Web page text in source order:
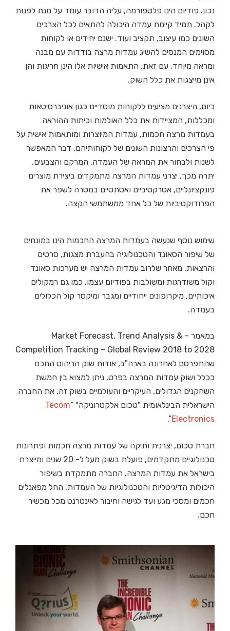
נכון. פודיום הינו פלטפורמה, עליה הדובר עומד על מנת לפנות
לקהל. תמיד קיימת עמדה היכולה להתאים לכל הצרכים
השונים כמו עיצוב, תקציב ועוד. ישנם יחידים או לקוחות
מסוימים המנסים להשיג עמדות מרצה בודדות עם מבנה
ומראה מיוחד. עם זאת, התאמות אישיות אלו הינן חריגות והן
אינן מייצגות את כלל השוק.
כיום, היצרנים מציעים ללקוחות מוסדיים כגון אוניברסיטאות
ומכללות, המציידות את כלל האולמות וכיתות ההוראה
בעמדות מרצה חכמות, עמדות המיוצרות ומותאמות אישית על
פי הצרכים והרצונות השונים של לקוחותיהם, דבר המאפשר
לשנות ולבחור את המראה של העמדה, המרקם והצבעים.
יתרה מכך, יצרני עמדות המרצה מתמקדים ביצירת מוצרים
פונקציונליים, אטרקטיביים ואסתטיים במטרה לשפר את
הפרודוקטיביות של כל אחד ממשתמשי הקצה.
שימוש נוסף שנעשה בעמדות המרצה החכמות הינו במונחים
של שיפור הסאונד והטכנולוגיה בהעברת מצגות, סרטים
והרצאות, מאחר שלרוב עמדות המרצה יש מערכות סאונד
וקול משודרגות ומשולבות בפודיום עצמו, כמו גם רמקולים
איכותיים, מיקרופונים ייחודיים ומגבר ומיקסר קול הכלולים
בעמדה.
במאמר – Market Forecast, Trend Analysis &
Competition Tracking – Global Review 2018 to 2028
שהתפרסם לאחרונה בארה"ב, אודות שוק הריהוט החכם
ככלל ושוק עמדות המרצה בפרט, ניתן למצוא בין חמשת
השחקנים הגדולים, העיקריים והעולמיים בשוק זה, את החברה
הישראלית הבינלאומית "טכום אלקטרוניקה" “Tecom
Electronics
”.
חברת טכום, יצרנית ותיקה של עמדות מרצה חכמות ופתרונות
טכנולוגיים מתקדמים, פועלת בשוק מעל ל- 20 שנים ומייצרת
בישראל את עמדות המרצה. החברה מתמקדת בשיפור
היכולות הדיגיטליות והטכנולוגיות של העמדות, החל מפאנלים
חכמים ומסכי מגע ועד לגישה וחיבור לאינטרנט מכל מכשיר
חכם.